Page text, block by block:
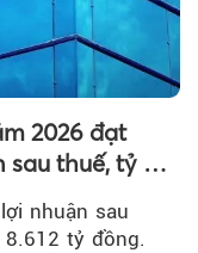
2026 đạt
thuế, tỷ lệ
nhuận sau
tỷ đồng.